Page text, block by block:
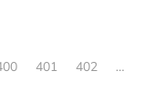
401 402
…